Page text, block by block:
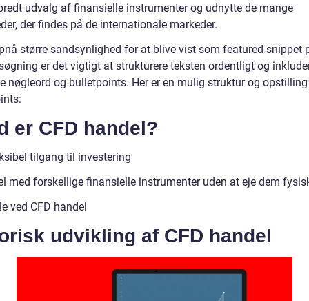
udvalg af finansielle instrumenter og udnytte de mange
der findes på de internationale markeder.
større sandsynlighed for at blive vist som featured snippet
er det vigtigt at strukturere teksten ordentligt og
nøgleord og bulletpoints. Her er en mulig struktur og
er CFD handel?
tilgang til investering
med forskellige finansielle instrumenter uden at eje dem
ved CFD handel
udvikling af CFD handel